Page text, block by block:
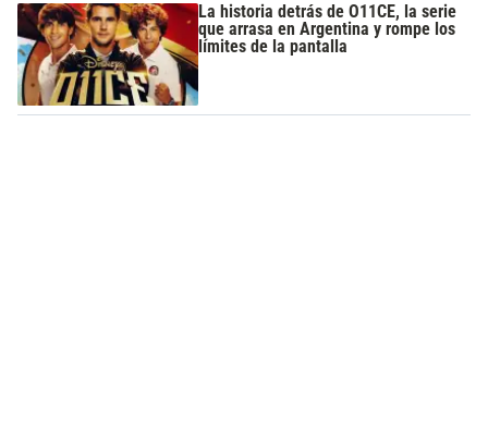
La historia detrás de O11CE, la serie
que arrasa en Argentina y rompe los
límites de la pantalla